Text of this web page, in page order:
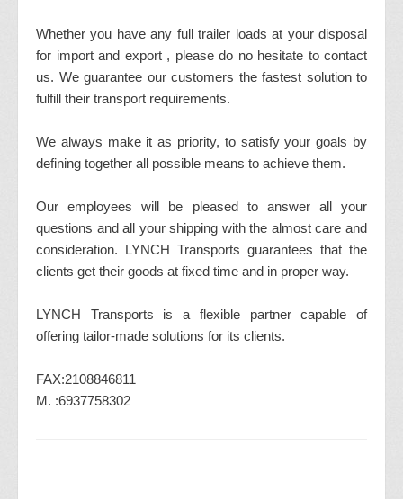
Whether you have any full trailer loads at your disposal
for import and export , please do no hesitate to contact
us. We guarantee our customers the fastest solution to
fulfill their transport requirements.
We always make it as priority, to satisfy your goals by
defining together all possible means to achieve them.
Our employees will be pleased to answer all your
questions and all your shipping with the almost care and
consideration. LYNCH Transports guarantees that the
clients get their goods at fixed time and in proper way.
LYNCH Transports is a flexible partner capable of
offering tailor-made solutions for its clients.
FAX:2108846811
M. :6937758302